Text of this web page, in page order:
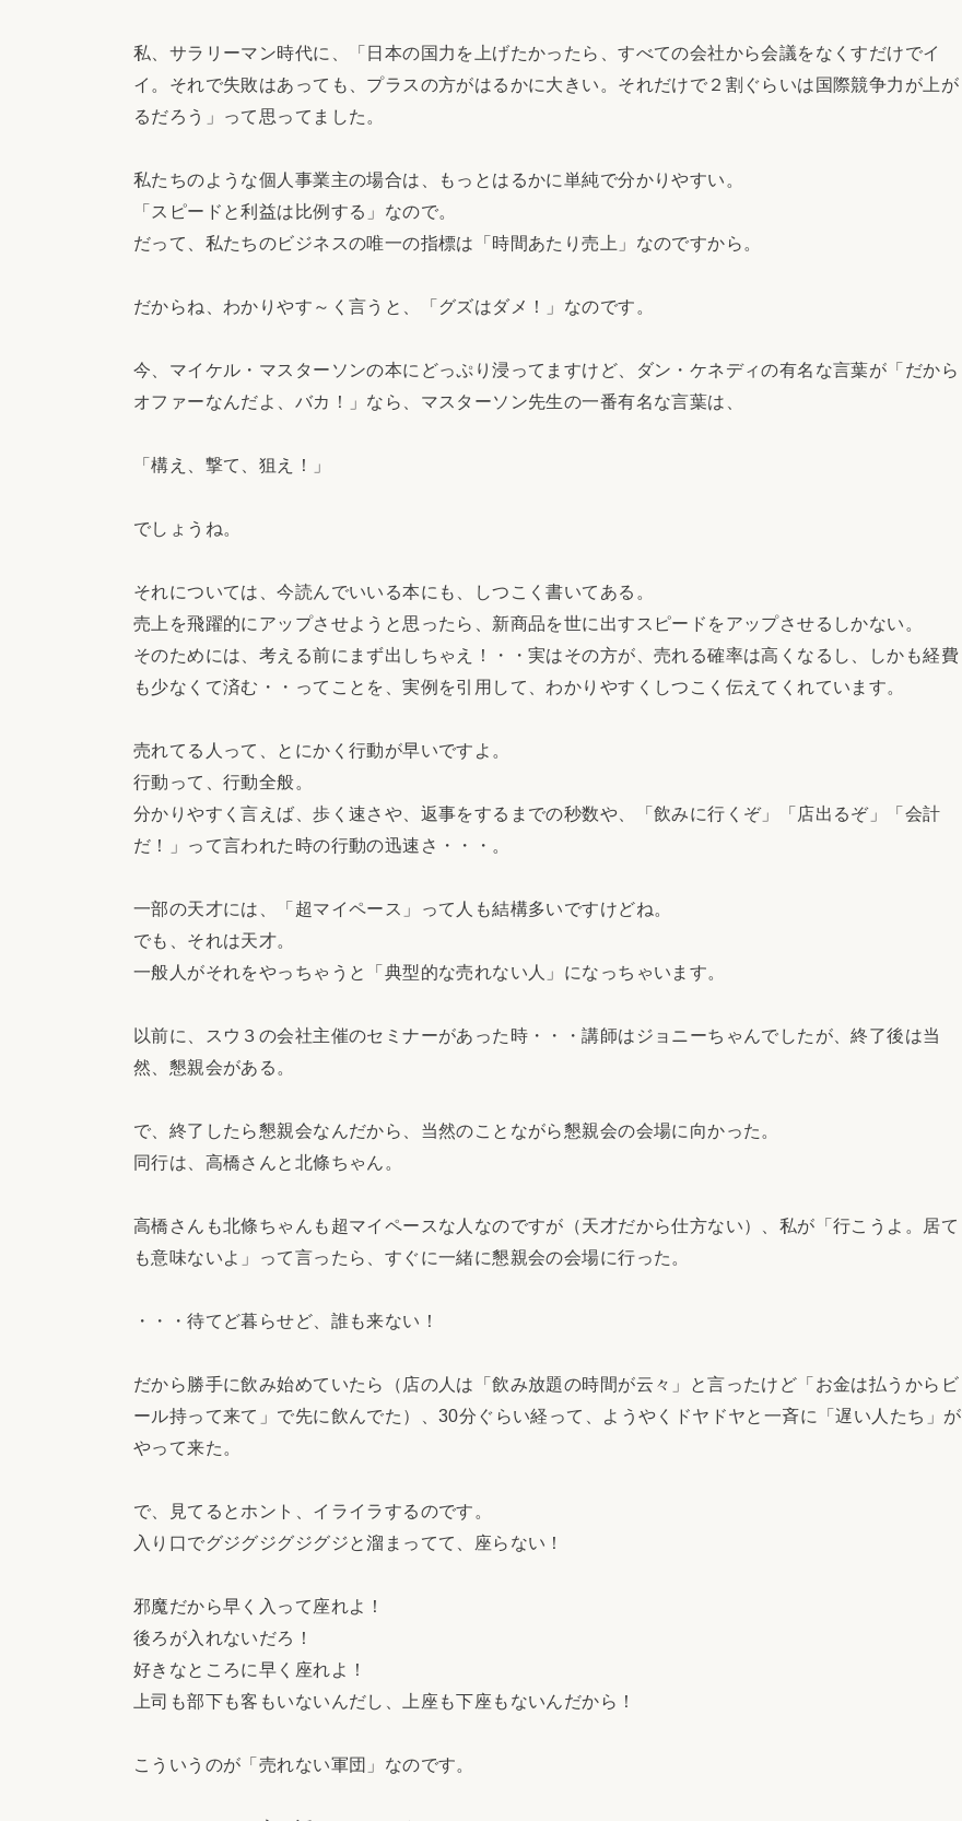
私、サラリーマン時代に、「日本の国力を上げたかったら、すべての会社から会議をなくすだけでイ
イ。それで失敗はあっても、プラスの方がはるかに大きい。それだけで２割ぐらいは国際競争力が上が
るだろう」って思ってました。
私たちのような個人事業主の場合は、もっとはるかに単純で分かりやすい。
「スピードと利益は比例する」なので。
だって、私たちのビジネスの唯一の指標は「時間あたり売上」なのですから。
だからね、わかりやす～く言うと、「グズはダメ！」なのです。
今、マイケル・マスターソンの本にどっぷり浸ってますけど、ダン・ケネディの有名な言葉が「だから
オファーなんだよ、バカ！」なら、マスターソン先生の一番有名な言葉は、
「構え、撃て、狙え！」
でしょうね。
それについては、今読んでいいる本にも、しつこく書いてある。
売上を飛躍的にアップさせようと思ったら、新商品を世に出すスピードをアップさせるしかない。
そのためには、考える前にまず出しちゃえ！・・実はその方が、売れる確率は高くなるし、しかも経費
も少なくて済む・・ってことを、実例を引用して、わかりやすくしつこく伝えてくれています。
売れてる人って、とにかく行動が早いですよ。
行動って、行動全般。
分かりやすく言えば、歩く速さや、返事をするまでの秒数や、「飲みに行くぞ」「店出るぞ」「会計
だ！」って言われた時の行動の迅速さ・・・。
一部の天才には、「超マイペース」って人も結構多いですけどね。
でも、それは天才。
一般人がそれをやっちゃうと「典型的な売れない人」になっちゃいます。
以前に、スウ３の会社主催のセミナーがあった時・・・講師はジョニーちゃんでしたが、終了後は当
然、懇親会がある。
で、終了したら懇親会なんだから、当然のことながら懇親会の会場に向かった。
同行は、高橋さんと北條ちゃん。
高橋さんも北條ちゃんも超マイペースな人なのですが（天才だから仕方ない）、私が「行こうよ。居て
も意味ないよ」って言ったら、すぐに一緒に懇親会の会場に行った。
・・・待てど暮らせど、誰も来ない！
だから勝手に飲み始めていたら（店の人は「飲み放題の時間が云々」と言ったけど「お金は払うからビ
ール持って来て」で先に飲んでた）、30分ぐらい経って、ようやくドヤドヤと一斉に「遅い人たち」が
やって来た。
で、見てるとホント、イライラするのです。
入り口でグジグジグジグジと溜まってて、座らない！
邪魔だから早く入って座れよ！
後ろが入れないだろ！
好きなところに早く座れよ！
上司も部下も客もいないんだし、上座も下座もないんだから！
こういうのが「売れない軍団」なのです。